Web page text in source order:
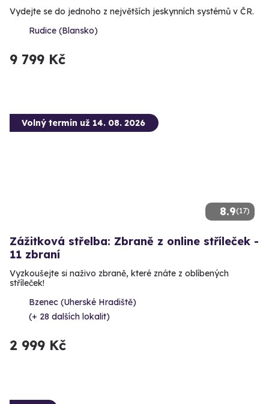
Vydejte se do jednoho z největších jeskynních systémů v ČR.
Rudice (Blansko)
9 799 Kč
8.9(17)
Volný termín už 14. 08. 2026
Zážitková střelba: Zbraně z online stříleček -
11 zbraní
Vyzkoušejte si naživo zbraně, které znáte z oblíbených
stříleček!
Bzenec (Uherské Hradiště)
(+ 28 dalších lokalit)
2 999 Kč